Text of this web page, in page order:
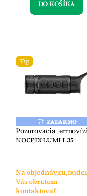
DO KOŠÍKA
Tip
Z
A
D
A
ZADARMO
Pozorovacia
NOCPIX LUMI L35
Na
Vás obratom
kontaktovať